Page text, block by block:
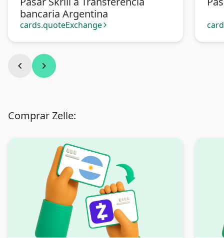
bancaria Argentina
cards.quoteExchange arrow_forward_ios
chevron_left chevron_right
Comprar Zelle: